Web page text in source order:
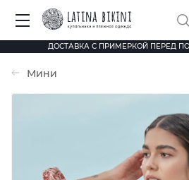
ДОСТАВКА С ПРИМЕРКОЙ ПЕРЕД
Мини